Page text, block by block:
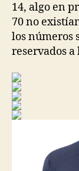
14, algo en
70 no
los números
reservados a